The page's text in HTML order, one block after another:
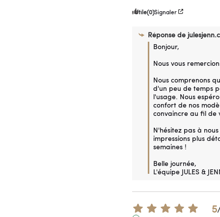
Utile(0)Signaler
Réponse de
Bonjour,
Nous vous
Nous comprenons
d'un peu de temps
l'usage. Nous
confort de nos
convaincre au fil de
N'hésitez pas à
impressions plus
semaines !
Belle journée,
L'équipe JULES &
5